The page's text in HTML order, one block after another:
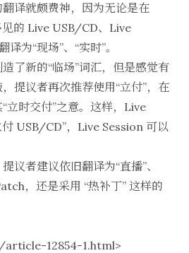
译就颇费神，因为无论是在
的 Live USB/CD、Live
为“现场”、“实时”。
了新的“临场”词汇，但是感觉有
提议者再次推荐使用“立付”，在
立时交付”之意。这样，Live
USB/CD”，Live Session 可以
议者建议依旧翻译为“直播”、
，还是采用 “热补丁” 这样的
article-12854-1.html>